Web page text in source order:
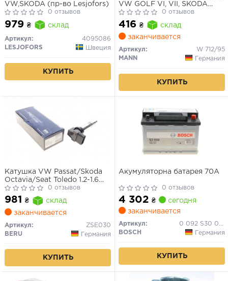
VW,SKODA (пр-во Lesjofors)
0 отзывов
979 ₴ склад
Артикул:
4095086
LESJOFORS
Швеция
КУПИТЬ
VW GOLF VI, VII, SKODA
FABIA III 1.0-1.5 TSI 12- (пр-во
MANN)
0 отзывов
416 ₴
склад
заканчивается
Артикул:
W 712/95
MANN
Германия
КУПИТЬ
Катушка VW Passat/Skoda
Octavia/Seat Toledo 1.2-1.6
98- 12V
0 отзывов
981 ₴
склад
заканчивается
Артикул:
ZSE030
BERU
Германия
КУПИТЬ
Акумуляторна батарея 70А
0 отзывов
4 302 ₴
сегодня
заканчивается
Артикул:
0 092 S30 080
BOSCH
Германия
КУПИТЬ